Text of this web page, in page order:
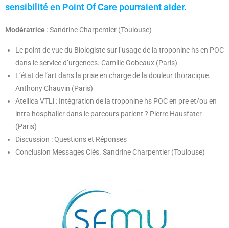
sensibilité en Point Of Care pourraient aider.
Modératrice : Sandrine Charpentier (Toulouse)
Le point de vue du Biologiste sur l’usage de la troponine hs en POC
dans le service d’urgences. Camille Gobeaux (Paris)
L’état de l’art dans la prise en charge de la douleur thoracique.
Anthony Chauvin (Paris)
Atellica VTLi : Intégration de la troponine hs POC en pre et/ou en
intra hospitalier dans le parcours patient ? Pierre Hausfater
(Paris)
Discussion : Questions et Réponses
Conclusion Messages Clés. Sandrine Charpentier (Toulouse)